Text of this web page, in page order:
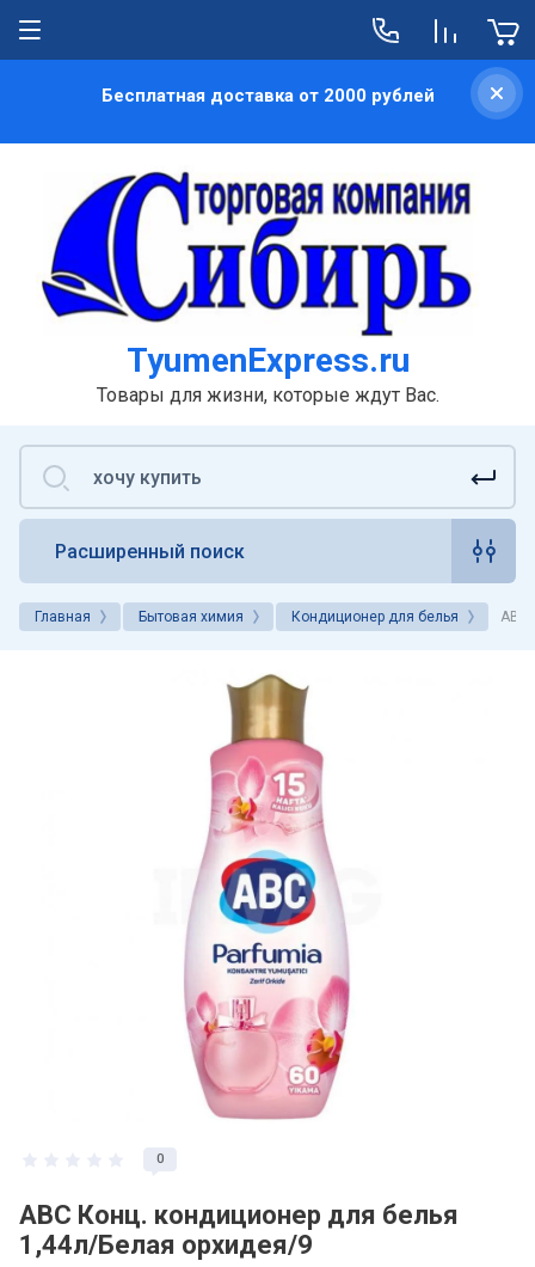
Бесплатная доставка от 2000 рублей
TyumenExpress.ru
Товары для жизни, которые ждут Вас.
Расширенный поиск
Главная Бытовая химия Кондиционер для белья ABC
0
ABC Конц. кондиционер для белья
1,44л/Белая орхидея/9